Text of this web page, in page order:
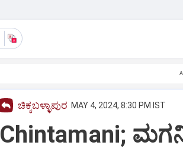
ಚಿಕ್ಕಬಳ್ಳಾಪುರ MAY 4, 2024, 8:30 PM IST
Chintamani;